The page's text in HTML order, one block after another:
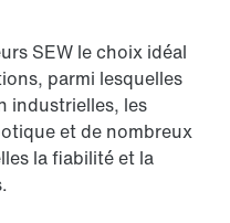
SEW le choix idéal
parmi lesquelles
industrielles, les
et de nombreux
la fiabilité et la